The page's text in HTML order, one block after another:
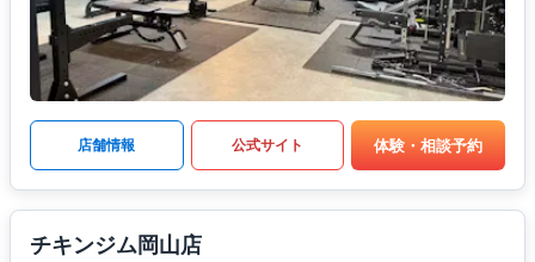
店舗情報 公式サイト 体験・相談予約
チキンジム岡山店